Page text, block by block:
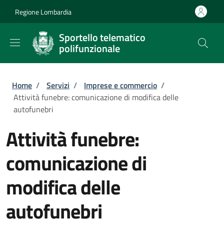
Regione Lombardia
Sportello telematico
polifunzionale
Briciole di pane
Home / Servizi / Imprese e commercio /
Attività funebre: comunicazione di modifica delle
autofunebri
Attività funebre:
comunicazione di
modifica delle
autofunebri